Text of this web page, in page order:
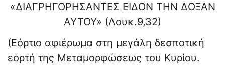
«ΔΙΑΓΡΗΓΟΡΗΣΑΝΤΕΣ ΕΙΔΟΝ ΤΗΝ ΔΟΞΑΝ
ΑΥΤΟΥ» (Λουκ.9,32)
(Εόρτιο αφιέρωμα στη μεγάλη δεσποτική
εορτή της Μεταμορφώσεως του Κυρίου.